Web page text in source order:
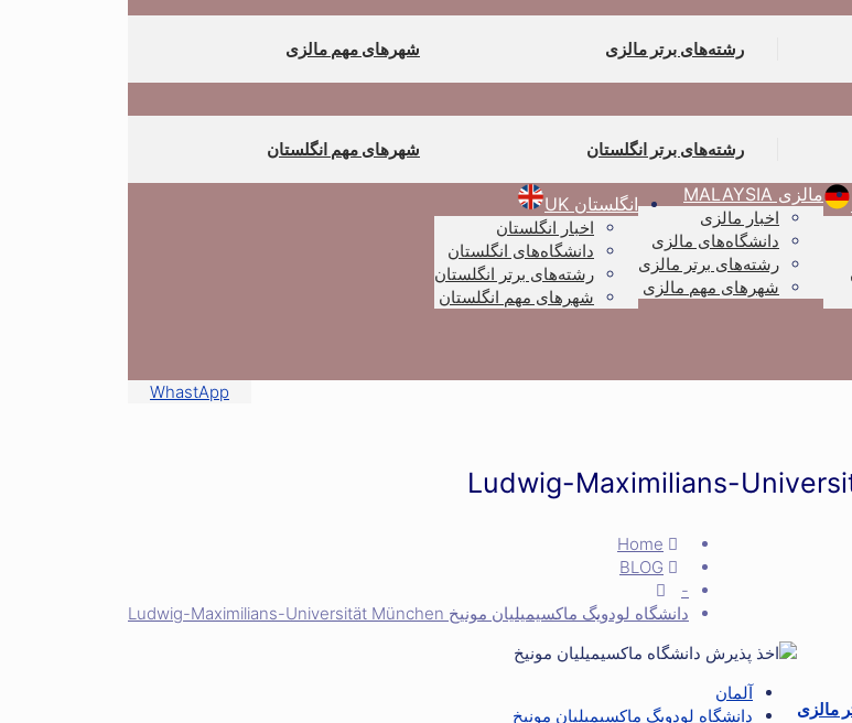
رشته‌های برتر مالزی شهرهای مهم مالزی
رشته‌های برتر انگلستان شهرهای مهم انگلستان
مالزی MALAYSIA
اخبار مالزی
دانشگاه‌های مالزی
رشته‌های برتر مالزی
شهرهای مهم مالزی
انگلستان UK
اخبار انگلستان
دانشگاه‌های انگلستان
رشته‌های برتر انگلستان
شهرهای مهم انگلستان
WhastApp
Home
BLOG
-
دانشگاه لودویگ ماکسیمیلیان مونیخ Ludwig-Maximilians-Universität München
مالزی
آلمان
دانشگاه لودویگ ماکسیمیلیان مونیخ